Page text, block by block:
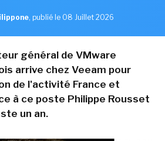
, publié le 08 Juillet 2026
général de VMware
arrive chez Veeam pour
de l'activité France et
à ce poste Philippe Rousset
un an.